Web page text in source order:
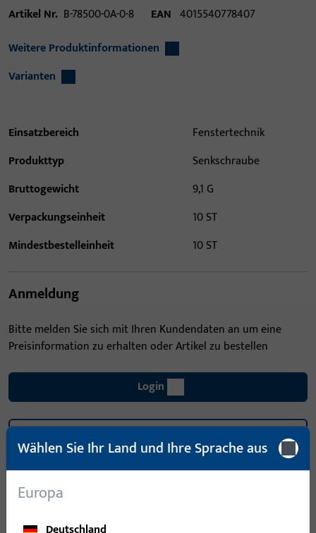
Artikel Nr. B-78500-0A-0-8 EAN 4015540778407
Weitere Produktinformationen
Varianten
Einsatzbereich
Fenstertechnik
Produkttyp
Senkschraube
Bruttogewicht
9,1 G
Verpackungseinheit
10 ST
Mindestbestelleinheit
10 ST
Anmeldung
Bitte melden Sie sich mit Ihren Kundendaten an um eine
Preisinformation zu erhalten oder Artikel zu bestellen
Login
Produktbeschreibung
Wählen Sie Ihr Land und Ihre Sprache aus
Europa